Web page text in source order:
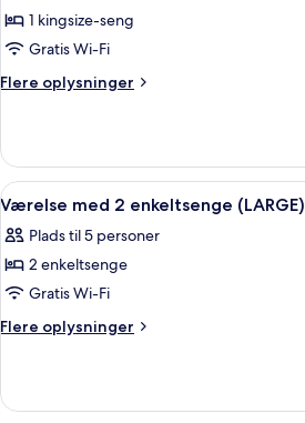
LARGE)
-
1
kingsize-
udsigt
til
flod
(EXTRA
LARGE
KING)
1 kingsize-seng
Gratis Wi-Fi
Flere oplysninger
Flere
-
kingsize-
-
udsigt
flod
(EXTRA
LARGE
Indlæs
alle
billeder
af
Værelse
med
(LARGE)
7
Værelse med 2 enkeltsenge (LARGE)
Plads til 5 personer
2 enkeltsenge
Gratis Wi-Fi
Flere oplysninger
Flere
med